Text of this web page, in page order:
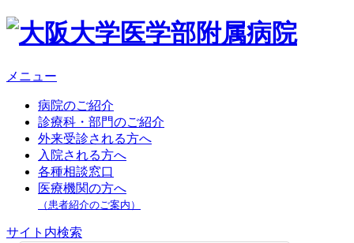
メニュー
病院のご紹介
診療科・部門のご紹介
外来受診される方へ
入院される方へ
各種相談窓口
医療機関の方へ
（患者紹介のご案内）
サイト内検索